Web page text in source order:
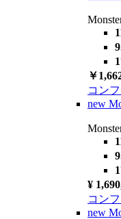
￥
コン
new
¥
コン
new